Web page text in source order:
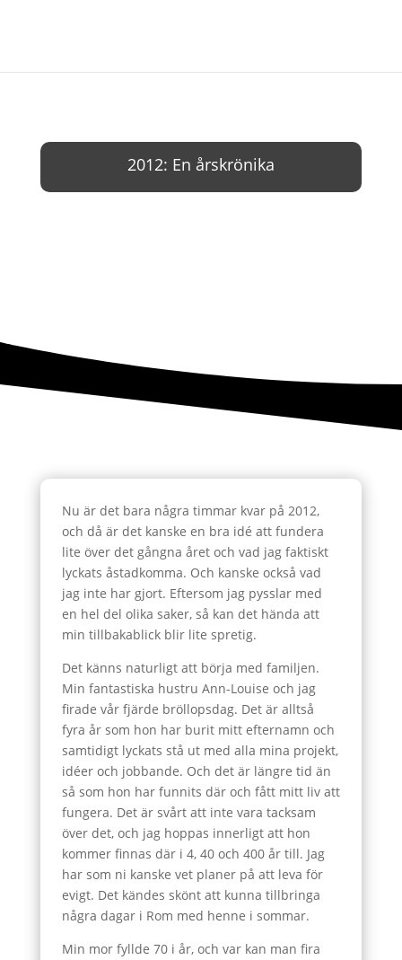
2012: En årskrönika
Nu är det bara några timmar kvar på 2012,
och då är det kanske en bra idé att fundera
lite över det gångna året och vad jag faktiskt
lyckats åstadkomma. Och kanske också vad
jag inte har gjort. Eftersom jag pysslar med
en hel del olika saker, så kan det hända att
min tillbakablick blir lite spretig.
Det känns naturligt att börja med familjen.
Min fantastiska hustru Ann-Louise och jag
firade vår fjärde bröllopsdag. Det är alltså
fyra år som hon har burit mitt efternamn och
samtidigt lyckats stå ut med alla mina projekt,
idéer och jobbande. Och det är längre tid än
så som hon har funnits där och fått mitt liv att
fungera. Det är svårt att inte vara tacksam
över det, och jag hoppas innerligt att hon
kommer finnas där i 4, 40 och 400 år till. Jag
har som ni kanske vet planer på att leva för
evigt. Det kändes skönt att kunna tillbringa
några dagar i Rom med henne i sommar.
Min mor fyllde 70 i år, och var kan man fira